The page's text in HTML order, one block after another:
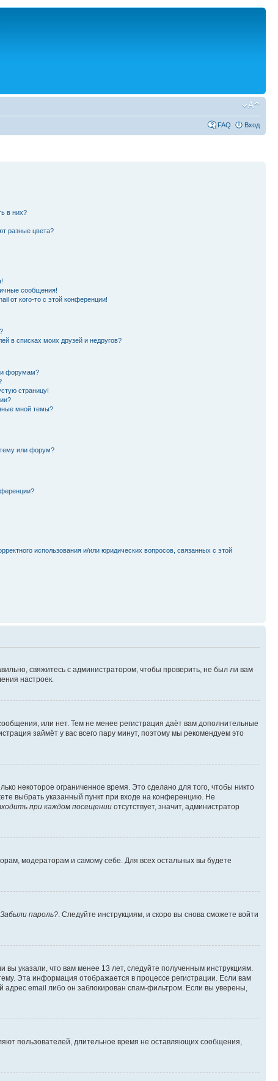
FAQ Вход
в них?
разные цвета?
сообщения!
от кого-то с этой конференции!
в списках моих друзей и недругов?
форумам?
страницу!
мной темы?
или форум?
использования и/или юридических вопросов, связанных с этой
свяжитесь с администратором, чтобы проверить, не был ли вам
настроек.
или нет. Тем не менее регистрация даёт вам дополнительные
займёт у вас всего пару минут, поэтому мы рекомендуем это
некоторое ограниченное время. Это сделано для того, чтобы никто
выбрать указанный пункт при входе на конференцию. Не
при каждом посещении отсутствует, значит, администратор
модераторам и самому себе. Для всех остальных вы будете
Забыли пароль?. Следуйте инструкциям, и скоро вы снова сможете войти
указали, что вам менее 13 лет, следуйте полученным инструкциям.
Эта информация отображается в процессе регистрации. Если вам
email либо он заблокирован спам-фильтром. Если вы уверены,
пользователей, длительное время не оставляющих сообщения,